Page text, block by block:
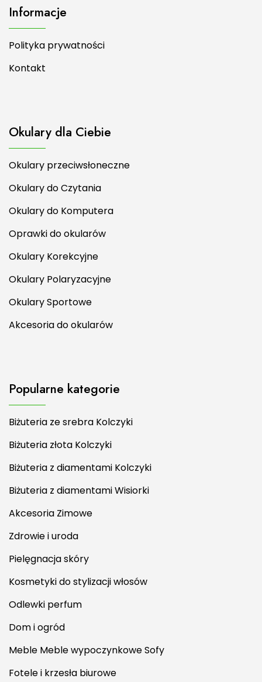
Informacje
Polityka prywatności
Kontakt
Okulary dla Ciebie
Okulary przeciwsłoneczne
Okulary do Czytania
Okulary do Komputera
Oprawki do okularów
Okulary Korekcyjne
Okulary Polaryzacyjne
Okulary Sportowe
Akcesoria do okularów
Popularne kategorie
Biżuteria ze srebra Kolczyki
Biżuteria złota Kolczyki
Biżuteria z diamentami Kolczyki
Biżuteria z diamentami Wisiorki
Akcesoria Zimowe
Zdrowie i uroda
Pielęgnacja skóry
Kosmetyki do stylizacji włosów
Odlewki perfum
Dom i ogród
Meble Meble wypoczynkowe Sofy
Fotele i krzesła biurowe